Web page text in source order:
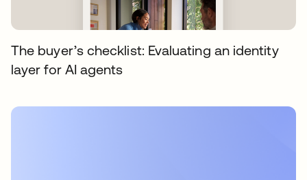
The buyer’s checklist: Evaluating an identity
layer for AI agents